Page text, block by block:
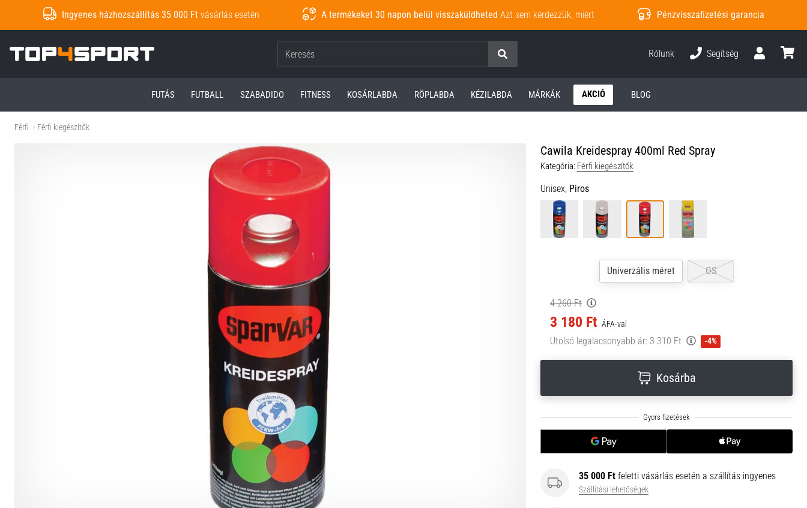
Ingyenes házhozszállítás 35 000 Ft vásárlás esetén A termékeket 30 napon belül visszaküldheted Azt sem kérdezzük, miért Pénzvisszafizetési garancia
Top4Sport.hu
Keresés
Rólunk
Segítség
FUTÁS FUTBALL SZABADIDO FITNESS KOSÁRLABDA RÖPLABDA KÉZILABDA MÁRKÁK AKCIÓ BLOG
Férfi Férfi kiegészítők
Cawila Kreidespray 400ml Red Spray
Kategória: Férfi kiegészítők
Unisex, Piros
Univerzális méret OS
4 260 Ft
3 180 Ft ÁFA-val
Utolsó legalacsonyabb ár: 3 310 Ft -4%
Kosárba
35 000 Ft feletti vásárlás esetén a szállítás ingyenes
Szállítási lehetőségek